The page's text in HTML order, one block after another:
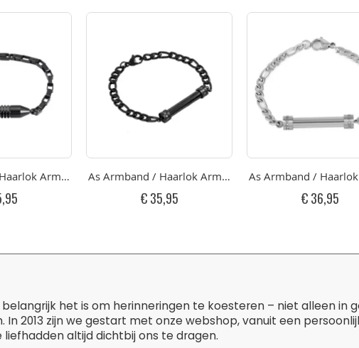
Armband Cilinder Black RVS
As Armband / Haarlok Armband Cilinder Antraciet
€ 35,95
As Armband / Haarlok
€ 36,95
het is om herinneringen te koesteren – niet alleen in
In 2013 zijn we gestart met onze webshop, vanuit een
liefhadden altijd dichtbij ons te dragen.